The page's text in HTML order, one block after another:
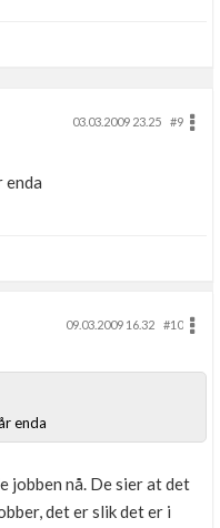
03.03.2009 23.25
#9
enda
09.03.2009 16.32
#10
enda
jobben nå. De sier at det
det er slik det er i